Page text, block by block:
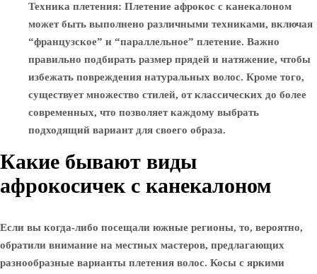
Техника плетения: Плетение афрокос с канекалоном
может быть выполнено различными техниками, включая
“французское” и “параллельное” плетение. Важно
правильно подбирать размер прядей и натяжение, чтобы
избежать повреждения натуральных волос. Кроме того,
существует множество стилей, от классических до более
современных, что позволяет каждому выбрать
подходящий вариант для своего образа.
Какие бывают виды
афрокосичек с канекалоном
Если вы когда-либо посещали южные регионы, то, вероятно,
обратили внимание на местных мастеров, предлагающих
разнообразные варианты плетения волос. Косы с яркими